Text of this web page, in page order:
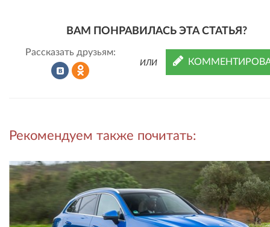
ВАМ ПОНРАВИЛАСЬ ЭТА СТАТЬЯ?
Рассказать друзьям:
во
ВКонтакте
в
Одноклассниках
ИЛИ
Рекомендуем также почитать: